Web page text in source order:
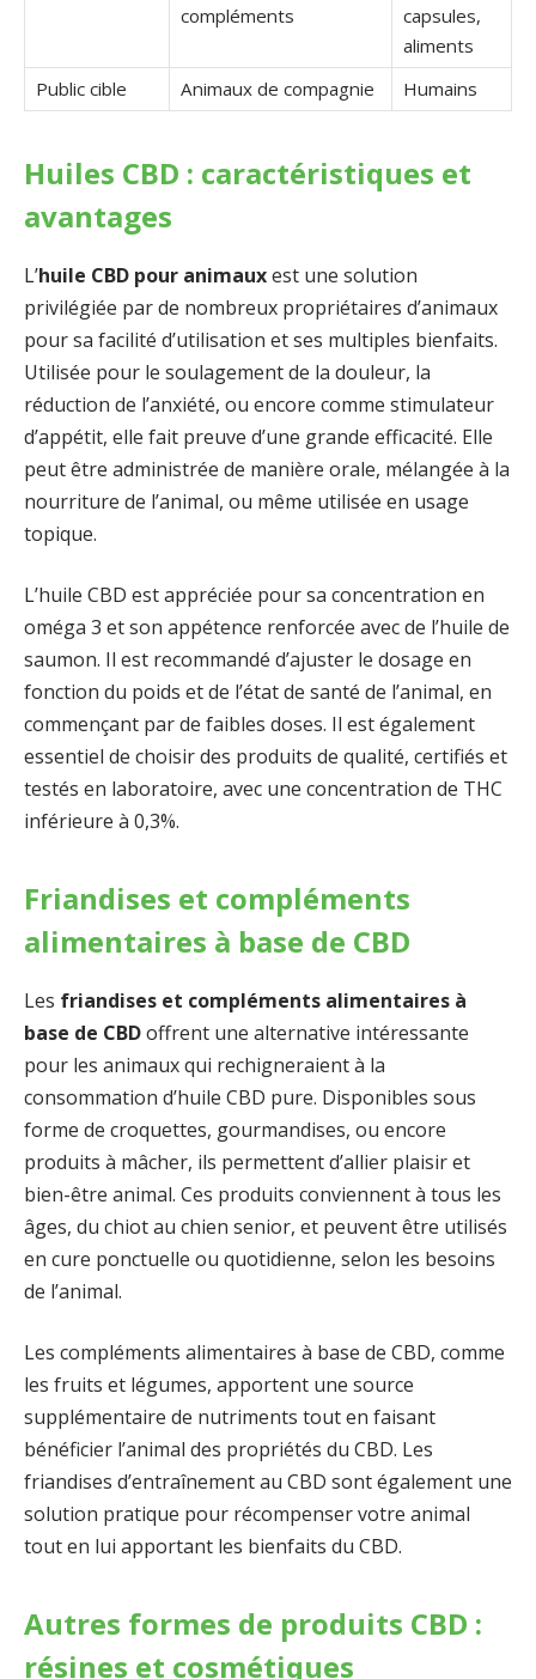
compléments
capsules,
aliments
Public cible
Animaux de compagnie Humains
Huiles CBD : caractéristiques et
avantages
L’huile CBD pour animauxest une solution
privilégiée par de nombreux propriétaires d’animaux
pour sa facilité d’utilisation et ses multiples bienfaits.
Utilisée pour le soulagement de la douleur, la
réduction de l’anxiété, ou encore comme stimulateur
d’appétit, elle fait preuve d’une grande efficacité. Elle
peut être administrée de manière orale, mélangée à la
nourriture de l’animal, ou même utilisée en usage
topique.
L’huile CBD est appréciée pour sa concentration en
oméga 3 et son appétence renforcée avec de l’huile de
saumon. Il est recommandé d’ajuster le dosage en
fonction du poids et de l’état de santé de l’animal, en
commençant par de faibles doses. Il est également
essentiel de choisir des produits de qualité, certifiés et
testés en laboratoire, avec une concentration de THC
inférieure à 0,3%.
Friandises et compléments
alimentaires à base de CBD
Les friandises et compléments alimentaires à
base de CBDoffrent une alternative intéressante
pour les animaux qui rechigneraient à la
consommation d’huile CBD pure. Disponibles sous
forme de croquettes, gourmandises, ou encore
produits à mâcher, ils permettent d’allier plaisir et
bien-être animal. Ces produits conviennent à tous les
âges, du chiot au chien senior, et peuvent être utilisés
en cure ponctuelle ou quotidienne, selon les besoins
de l’animal.
Les compléments alimentaires à base de CBD, comme
les fruits et légumes, apportent une source
supplémentaire de nutriments tout en faisant
bénéficier l’animal des propriétés du CBD. Les
friandises d’entraînement au CBD sont également une
solution pratique pour récompenser votre animal
tout en lui apportant les bienfaits du CBD.
Autres formes de produits CBD :
résines et cosmétiques